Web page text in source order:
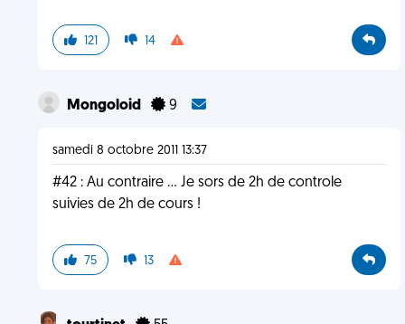
121 14
Mongoloid 9
samedi 8 octobre 2011 13:37
#42 : Au contraire ... Je sors de 2h de controle
suivies de 2h de cours !
75 13